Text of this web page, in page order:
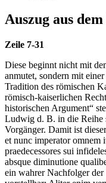
Auszug aus
Zeile 7-31
Diese beginnt nicht mit
anmutet, sondern mit
Tradition des römischen
römisch-kaiserlichen
historischen Argument“
Ludwig d. B. in die Reihe
Vorgänger. Damit ist
et nunc imperator omnem
praedecessores sui
absque diminutione
ein wahrer Nachfolger